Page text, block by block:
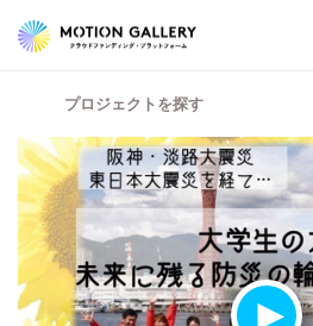
プロジェクトを探す